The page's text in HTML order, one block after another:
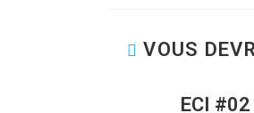
VOUS
ECI